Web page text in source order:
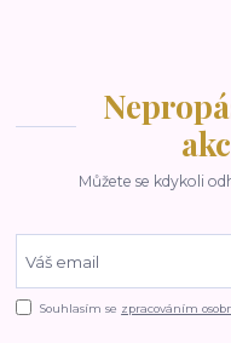
Můžete se kdykoli
Souhlasím se zpracováním